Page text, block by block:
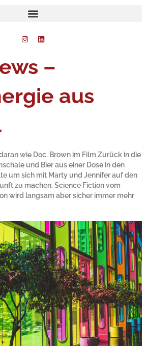
I
n
a
g
m
L
i
d
–
aus
wie Doc. Brown im Film Zurück in die
und Bier aus einer Dose in den
um sich mit Marty und Jennifer auf den
zu machen. Science Fiction vom
wird langsam aber sicher immer mehr